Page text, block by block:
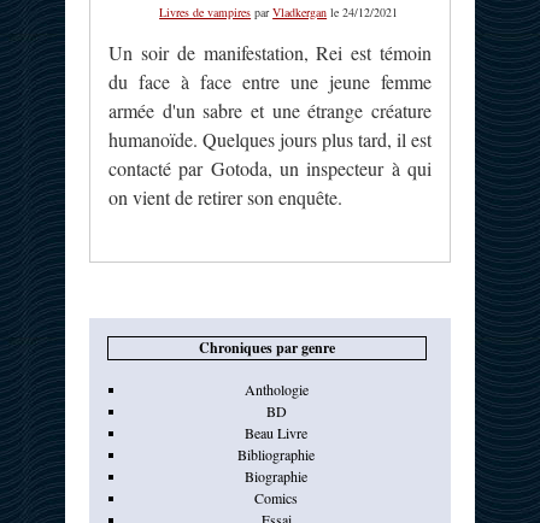
Livres de vampires parVladkergan le 24/12/2021
Un soir de manifestation, Rei est témoin
du face à face entre une jeune femme
armée d'un sabre et une étrange créature
humanoïde. Quelques jours plus tard, il est
contacté par Gotoda, un inspecteur à qui
on vient de retirer son enquête.
Chroniques par genre
Anthologie
BD
Beau Livre
Bibliographie
Biographie
Comics